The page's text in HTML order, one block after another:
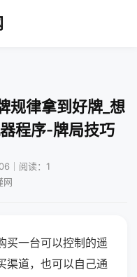
规律拿到好牌_想
程序-牌局技巧
｜阅读：1
网
买一台可以控制的遥
渠道，也可以自己通